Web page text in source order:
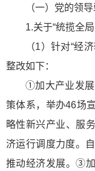
（一）党的领
1.关于“统揽全
（1）针对“经
整改如下：
①加大产业发展
策体系，举办46场
略性新兴产业、服
济运行调度力度。
推动经济发展。③